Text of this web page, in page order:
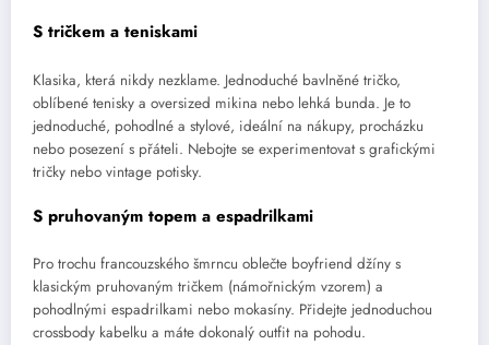
S tričkem a teniskami
Klasika, která nikdy nezklame. Jednoduché bavlněné tričko,
oblíbené tenisky a oversized mikina nebo lehká bunda. Je to
jednoduché, pohodlné a stylové, ideální na nákupy, procházku
nebo posezení s přáteli. Nebojte se experimentovat s grafickými
tričky nebo vintage potisky.
S pruhovaným topem a espadrilkami
Pro trochu francouzského šmrncu oblečte boyfriend džíny s
klasickým pruhovaným tričkem (námořnickým vzorem) a
pohodlnými espadrilkami nebo mokasíny. Přidejte jednoduchou
crossbody kabelku a máte dokonalý outfit na pohodu.